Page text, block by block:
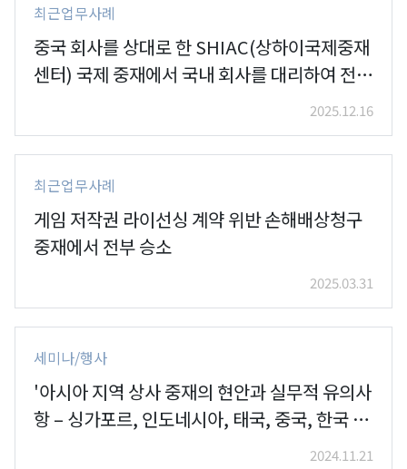
최근업무사례
중국 회사를 상대로 한 SHIAC(상하이국제중재
센터) 국제 중재에서 국내 회사를 대리하여 전부
2025.12.16
최근업무사례
게임 저작권 라이선싱 계약 위반 손해배상청구
중재에서 전부 승소
2025.03.31
세미나/행사
'아시아 지역 상사 중재의 현안과 실무적 유의사
항 – 싱가포르, 인도네시아, 태국, 중국, 한국 중
2024.11.21